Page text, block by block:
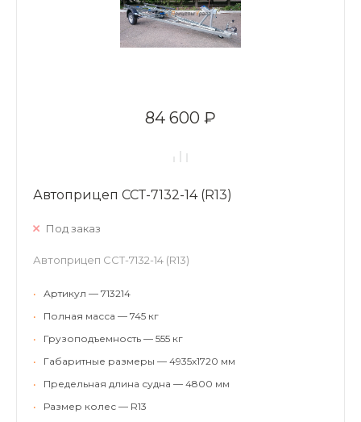
84 600 ₽
Автоприцеп ССТ-7132-14 (R13)
Под заказ
Автоприцеп ССТ-7132-14 (R13)
•
Артикул — 713214
•
Полная масса — 745 кг
•
Грузоподъемность — 555 кг
•
Габаритные размеры — 4935х1720 мм
•
Предельная длина судна — 4800 мм
•
Размер колес — R13